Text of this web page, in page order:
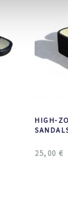
HIGH-
25,00 €